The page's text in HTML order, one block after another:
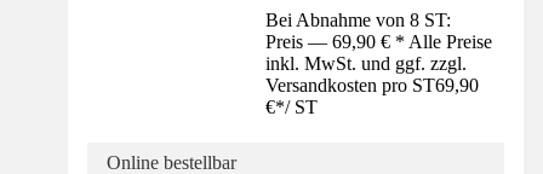
Bei Abnahme von 8 ST:
Preis — 69,90 € * Alle Preise
inkl. MwSt. und ggf. zzgl.
Versandkosten pro ST69,90
€*/ ST
Online bestellbar